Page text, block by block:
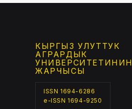
КЫРГЫЗ УЛУТТУК
АГРАРДЫК
УНИВЕРСИТЕТИНИН
ЖАРЧЫСЫ
ISSN 1694-6286
e-ISSN 1694-9250